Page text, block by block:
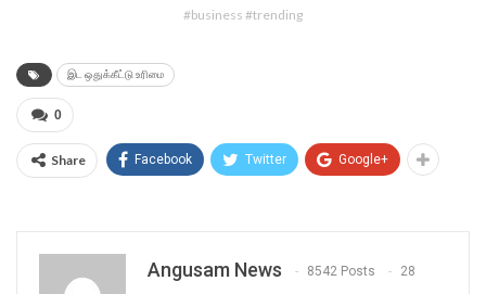
#business #trending
இட ஒதுக்கீட்டு உரிமை
0
Share Facebook Twitter Google+
Angusam News 8542 Posts 28